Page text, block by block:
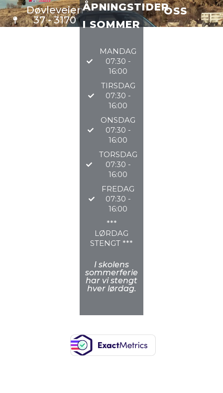
Døvleveien
37 - 3170
Sem
ÅPNINGSTIDER
I SOMMER
MANDAG
07:30 -
16:00
TIRSDAG
07:30 -
16:00
ONSDAG
07:30 -
16:00
TORSDAG
07:30 -
16:00
FREDAG
07:30 -
16:00
***
LØRDAG
STENGT ***
I skolens
sommerferie
har vi stengt
hver lørdag.
OSS